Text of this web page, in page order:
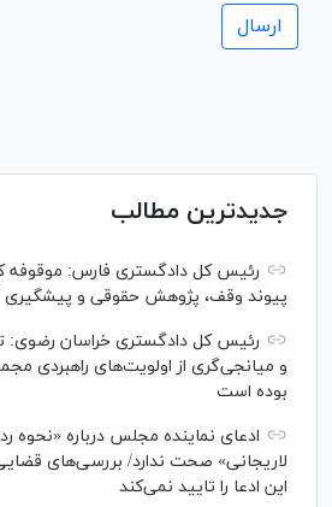
جدیدترین مطالب
رئیس کل دادگستری فارس: موقوفه
پیوند وقف، پژوهش حقوقی و پیشگیری
رئیس کل دادگستری خراسان رضوی:
و میانجی‌گری از اولویت‌های راهبردی
بوده است
ادعای نماینده مجلس درباره «نحوه
لاریجانی» صحت ندارد/ بررسی‌های
این ادعا را تایید نمی‌کند